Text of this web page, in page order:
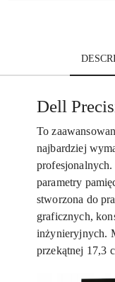
Dell
To
najbardziej
parametry
stworzona do
graficznych,
inżynieryjnych.
przekątnej 17,3